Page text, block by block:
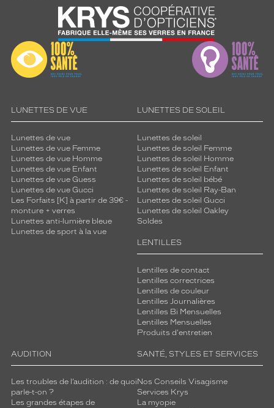
LUNETTES DE VUE
Lunettes de vue
Lunettes de vue Femme
Lunettes de vue Homme
Lunettes de vue Enfant
Lunettes de vue Guess
Lunettes de vue Gucci
Les Forfaits [K] à partir de 39€ -
monture + verres
Lunettes anti-lumière bleue
Lunettes de sport à la vue
LUNETTES DE SOLEIL
Lunettes de soleil
Lunettes de soleil Femme
Lunettes de soleil Homme
Lunettes de soleil Enfant
Lunettes de soleil bébé
Lunettes de soleil Ray-Ban
Lunettes de soleil Gucci
Lunettes de soleil Oakley
Soldes
LENTILLES
Lentilles de contact
Lentilles correctrices
Lentilles de couleur
Lentilles Journalières
Lentilles Bi Mensuelles
Lentilles Mensuelles
Produits d'entretien
AUDITION
Les troubles de l’audition : de quoi
parle-t-on ?
Les grandes étapes de
SANTÉ, STYLES ET SERVICES
Nos Conseils Visagisme
Services Krys
La myopie